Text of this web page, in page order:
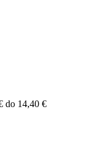
do 14,40 €